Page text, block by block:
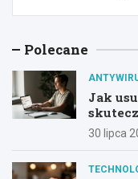
Polecane
Jak
30 lipca